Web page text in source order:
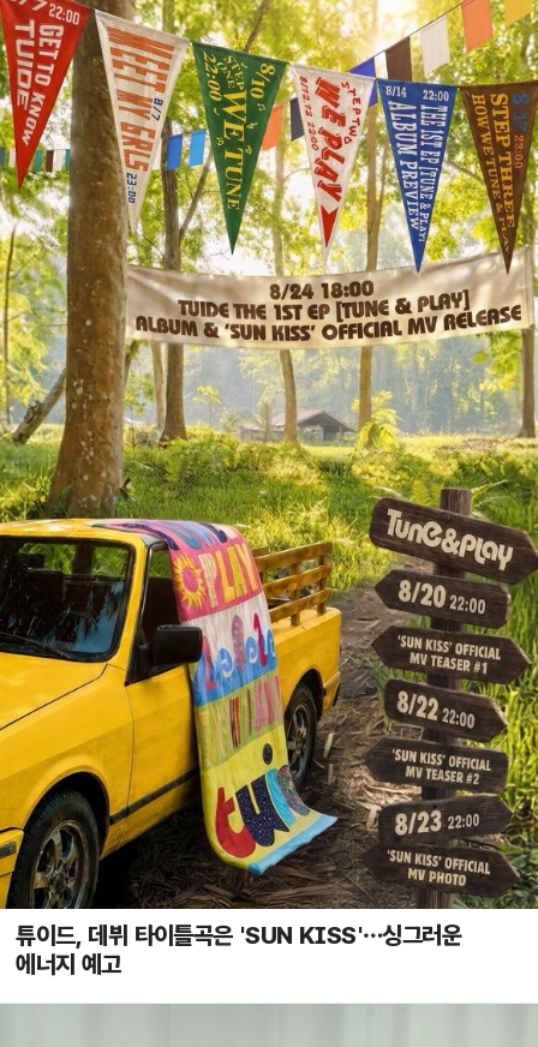
튜이드, 데뷔 타이틀곡은 'SUN KISS'…싱그러운
에너지 예고